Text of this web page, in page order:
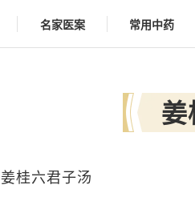
名家医案 常用中药
姜桂六君子汤